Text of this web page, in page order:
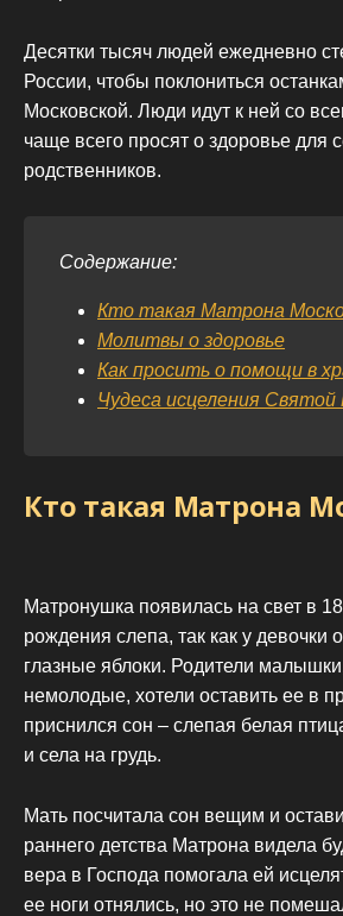
Десятки тысяч людей ежедневно
России, чтобы поклониться
Московской. Люди идут к ней со
чаще всего просят о здоровье для
родственников.
Содержание:
Кто такая Матрона
Молитвы о здоровье
Как просить о помощи в
Чудеса исцеления
Кто такая Матрона
Матронушка появилась на свет в
рождения слепа, так как у девочки
глазные яблоки. Родители
немолодые, хотели оставить ее в
приснился сон – слепая белая
и села на грудь.
Мать посчитала сон вещим и
раннего детства Матрона видела
вера в Господа помогала ей
ее ноги отнялись, но это не